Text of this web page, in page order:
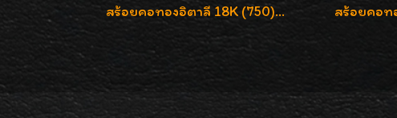
สร้อยคอทองอิตาลี 18K (750) ชุบ 3 สี แกะลายสวยรุ่นใหม่ ลายละเอียดเงาวิบวับค่ะ